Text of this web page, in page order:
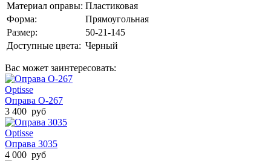
Материал оправы: Пластиковая
Форма:
Прямоугольная
Размер:
50-21-145
Доступные цвета: Черный
Вас может заинтересовать:
Optisse
Оправа O-267
3 400 руб
Optisse
Оправа 3035
4 000 руб